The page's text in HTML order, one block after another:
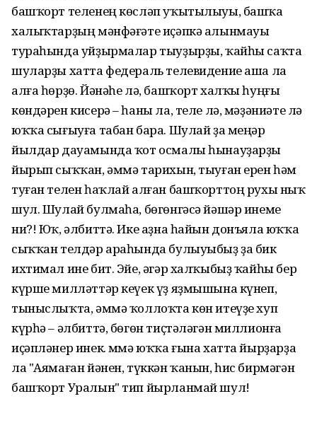
башҡорт теленең көсләп уҡытылыуы, башҡа
халыҡтарҙың мәнфәғәте иҫәпкә алынмауы
тураһында уйҙырмалар тыуҙырҙы, ҡайһы саҡта
шуларҙы хатта федераль телевидение аша ла
алға һөрҙө. Йәнәһе лә, башҡорт халҡы һуңғы
көндәрен кисерә – һаны ла, теле лә, мәҙәниәте лә
юҡҡа сығыуға табан бара. Шулай ҙа меңәр
йылдар дауамында ҡот осмалы һынауҙарҙы
йырып сыҡҡан, әммә тарихын, тыуған ерен һәм
туған телен һаҡлай алған башҡорттоң рухы ныҡ
шул. Шулай булмаһа, бөгөнгәсә йәшәр инеме
ни?! Юҡ, әлбиттә. Ике аҙна һайын донъяла юҡҡа
сыҡҡан телдәр араһында булыуыбыҙ ҙа бик
ихтимал ине бит. Эйе, әгәр халҡыбыҙ ҡайһы бер
күрше милләттәр кеүек үҙ яҙмышына күнеп,
тыныслыҡта, әммә ҡоллоҡта көн итеүҙе хуп
күрһә – әлбиттә, бөгөн тиҫтәләгән миллионға
иҫәпләнер инек. Әммә юҡҡа ғына хатта йырҙарҙа
ла "Аямаған йәнен, түккән ҡанын, һис бирмәгән
башҡорт Уралын" тип йырланмай шул!